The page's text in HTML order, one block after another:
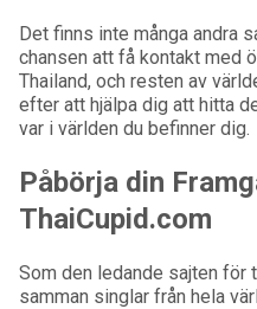
Det finns inte många andra
chansen att få kontakt med
Thailand, och resten av
efter att hjälpa dig att hitta
var i världen du befinner dig.
Påbörja din
ThaiCupid.com
Som den ledande sajten
samman singlar från hela